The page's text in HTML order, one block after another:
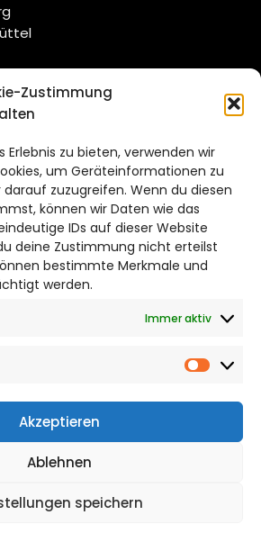
Zustimmung
Erlebnis zu bieten, verwenden wir
um Geräteinformationen zu
zuzugreifen. Wenn du diesen
können wir Daten wie das
IDs auf dieser Website
deine Zustimmung nicht erteilst
bestimmte Merkmale und
werden.
Immer aktiv
Akzeptieren
Ablehnen
speichern
– 65
FÜR
FACEBOOK